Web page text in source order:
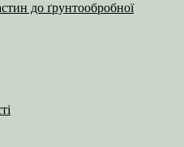
до ґрунтообробної